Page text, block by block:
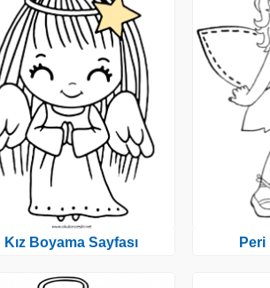
Kız Boyama Sayfası Peri